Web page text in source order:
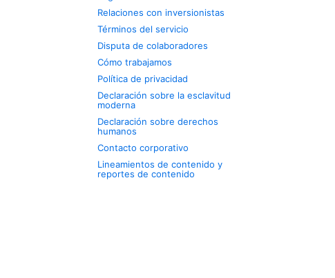
Relaciones con inversionistas
Términos del servicio
Disputa de colaboradores
Cómo trabajamos
Política de privacidad
Declaración sobre la esclavitud
moderna
Declaración sobre derechos
humanos
Contacto corporativo
Lineamientos de contenido y
reportes de contenido